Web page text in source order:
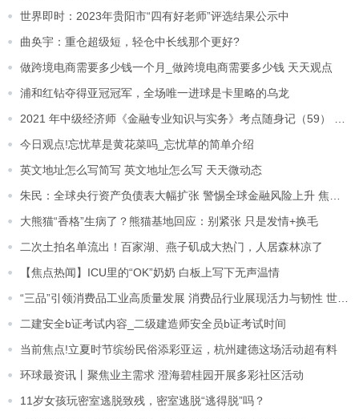
世界即时：2023年贵阳市“四有好老师”评选结果公示中
曲奂宇：重仓超级短，轻仓中长线那个更好?
做跨境电商需要多少钱一个月_做跨境电商需要多少钱 天天观点
浦和红钻夺得亚冠冠军，全场唯一进球是卡里略的乌龙
今日观点!忘忧草是黄花菜吗_忘忧草的简单介绍
英文地址怎么写简写 英文地址怎么写 天天微动态
大熊猫“香格”生病了？熊猫基地回应：别紧张 只是发情+换毛
二次土拍名单流出！百家湖、燕子矶成大热门，人居森林凉了
【焦点热闻】ICU里的“OK”奶奶 白板上写下无声温情
二建安全b证考试内容_二级建造师安全员b证考试时间
当前焦点!立夏时节缤纷民俗添彩亚运，杭州建德这场活动超有料
环球最资讯丨聚焦业主需求 澄海碧桂园开展多彩社区活动
11岁女孩玩密室逃脱致残，密室逃脱“逃得脱”吗？